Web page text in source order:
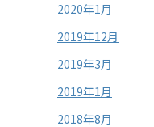
2020年1月
2019年12月
2019年3月
2019年1月
2018年8月